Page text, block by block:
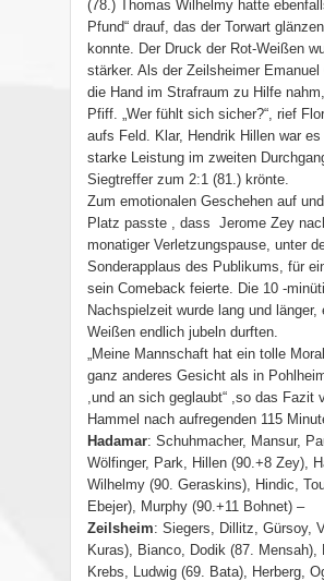
(78.) Thomas Wilhelmy hatte
Pfund“ drauf, das der Torwart
konnte. Der Druck der Rot-Weißen
stärker. Als der Zeilsheimer Emanuel
die Hand im Strafraum zu Hilfe
Pfiff. „Wer fühlt sich sicher?“, rief
aufs Feld. Klar, Hendrik Hillen war
starke Leistung im zweiten
Siegtreffer zum 2:1 (81.) krönte.
Zum emotionalen Geschehen auf
Platz passte , dass Jerome Zey
monatiger Verletzungspause, unter
Sonderapplaus des Publikums, für
sein Comeback feierte. Die 10 -
Nachspielzeit wurde lang und länger,
Weißen endlich jubeln durften.
„Meine Mannschaft hat ein tolle
ganz anderes Gesicht als in
,und an sich geglaubt“ ,so das Fazit
Hammel nach aufregenden 115
Hadamar: Schuhmacher, Mansur,
Wölfinger, Park, Hillen (90.+8 Zey),
Wilhelmy (90. Geraskins), Hindic,
Ebejer), Murphy (90.+11 Bohnet) –
Zeilsheim: Siegers, Dillitz, Gürsoy,
Kuras), Bianco, Dodik (87. Mensah),
Krebs, Ludwig (69. Bata), Herberg,